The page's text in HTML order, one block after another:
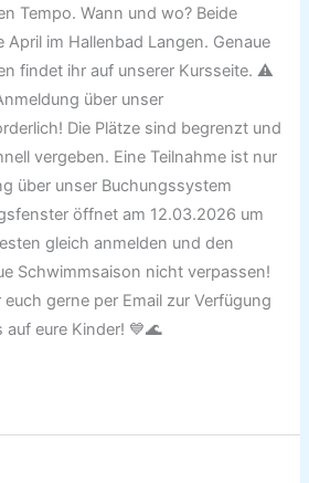
Tempo. Wann und wo? Beide
April im Hallenbad Langen. Genaue
findet ihr auf unserer Kursseite. ⚠️
über unser
Die Plätze sind begrenzt und
vergeben. Eine Teilnahme ist nur
über unser Buchungssystem
öffnet am 12.03.2026 um
gleich anmelden und den
Schwimmsaison nicht verpassen!
gerne per Email zur Verfügung
auf eure Kinder! 💙🌊